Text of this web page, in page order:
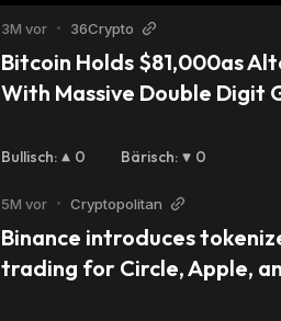
3M vor • 36Crypto
Bitcoin Holds $81,000as
With Massive Double Digit
Bullisch: 0 Bärisch: 0
5M vor • Cryptopolitan
Binance introduces
trading for Circle, Apple,